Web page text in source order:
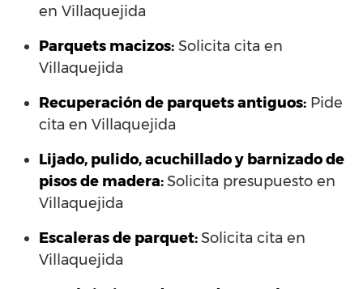
en Villaquejida
Parquets macizos: Solicita cita en
Villaquejida
Recuperación de parquets antiguos: Pide
cita en Villaquejida
Lijado, pulido, acuchillado y barnizado de
pisos de madera:Solicita presupuesto en
Villaquejida
Escaleras de parquet:Solicita cita en
Villaquejida